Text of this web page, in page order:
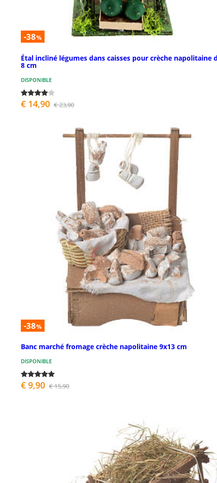
-38%
Étal incliné légumes dans caisses pour crèche napolitaine
8 cm
DISPONIBLE
€ 14,90 € 23,90
-38%
Banc marché fromage crèche napolitaine 9x13 cm
DISPONIBLE
€ 9,90 € 15,90